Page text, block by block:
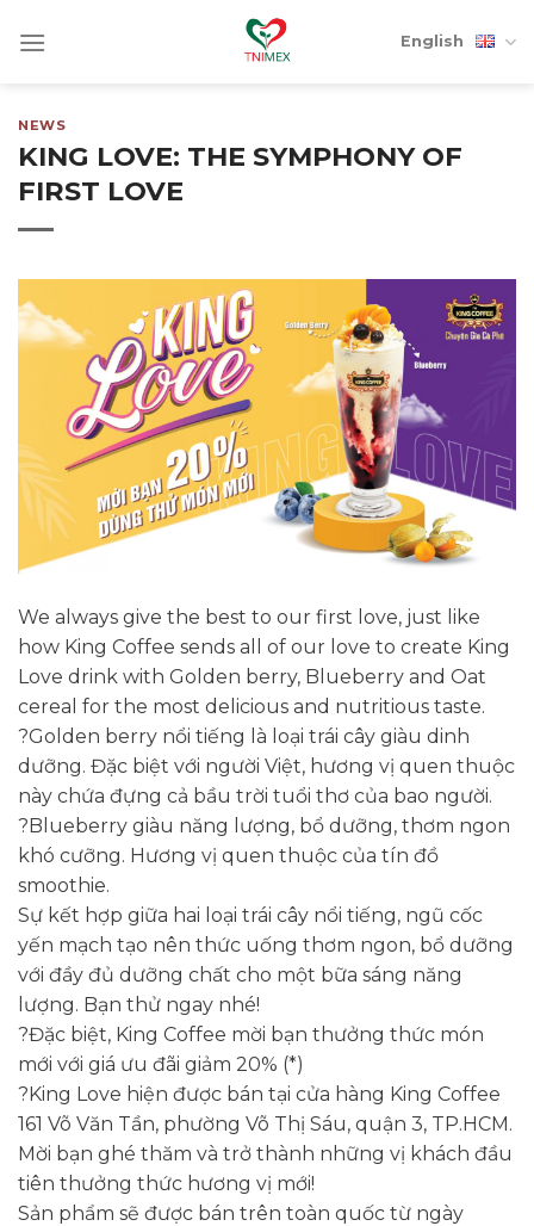
English
NEWS
KING LOVE: THE SYMPHONY OF
FIRST LOVE
We always give the best to our first love, just like
how King Coffee sends all of our love to create King
Love drink with Golden berry, Blueberry and Oat
cereal for the most delicious and nutritious taste.
?Golden berry nổi tiếng là loại trái cây giàu dinh
dưỡng. Đặc biệt với người Việt, hương vị quen thuộc
này chứa đựng cả bầu trời tuổi thơ của bao người.
?Blueberry giàu năng lượng, bổ dưỡng, thơm ngon
khó cưỡng. Hương vị quen thuộc của tín đồ
smoothie.
Sự kết hợp giữa hai loại trái cây nổi tiếng, ngũ cốc
yến mạch tạo nên thức uống thơm ngon, bổ dưỡng
với đầy đủ dưỡng chất cho một bữa sáng năng
lượng. Bạn thử ngay nhé!
?Đặc biệt, King Coffee mời bạn thưởng thức món
mới với giá ưu đãi giảm 20% (*)
?King Love hiện được bán tại cửa hàng King Coffee
161 Võ Văn Tần, phường Võ Thị Sáu, quận 3, TP.HCM.
Mời bạn ghé thăm và trở thành những vị khách đầu
tiên thưởng thức hương vị mới!
Sản phẩm sẽ được bán trên toàn quốc từ ngày